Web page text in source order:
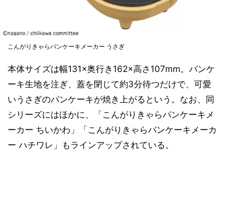
こんがりきゃらパンケーキメーカー うさぎ
本体サイズは幅131×奥行き162×高さ107mm。パンケ
ーキ生地を注ぎ、蓋を閉じて約3分待つだけで、可愛
いうさぎのパンケーキが焼き上がるという。なお、同
シリーズにはほかに、「こんがりきゃらパンケーキメ
ーカー ちいかわ」「こんがりきゃらパンケーキメーカ
ー ハチワレ」もラインアップされている。